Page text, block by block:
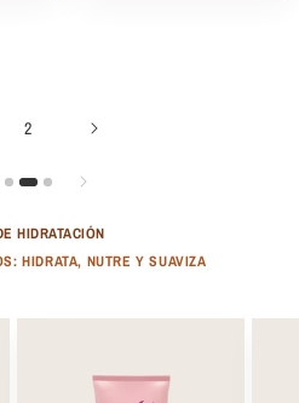
2
HIDRATACIÓN
HIDRATA, NUTRE Y SUAVIZA